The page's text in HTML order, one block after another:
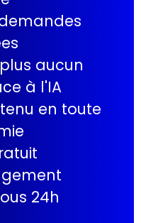
aucun
à l'IA
en toute
24h